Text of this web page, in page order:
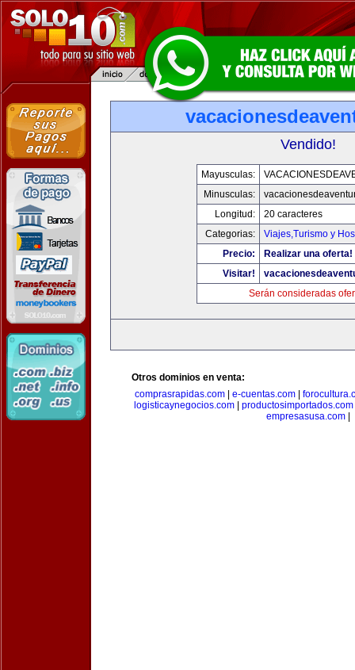
Vendido!
Mayusculas:
Minusculas:
Longitud:
20 caracteres
Categorias:
Viajes,Turismo y
Precio:
Realizar una oferta!
Visitar!
Serán consideradas
Otros dominios en venta:
comprasrapidas.com
e-cuentas.com
logisticaynegocios.com
productosimportados.com
empresasusa.com